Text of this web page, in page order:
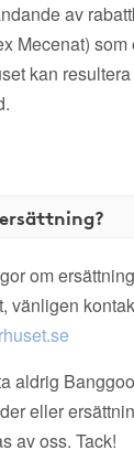
av
Mecenat)
kan
om
vänligen
aldrig
eller
av oss. Tack!